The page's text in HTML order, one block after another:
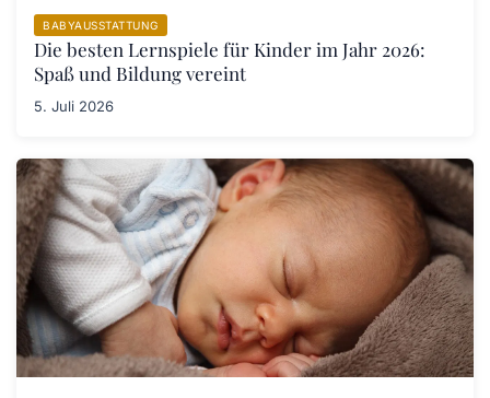
BABYAUSSTATTUNG
Die besten Lernspiele für Kinder im Jahr 2026:
Spaß und Bildung vereint
5. Juli 2026